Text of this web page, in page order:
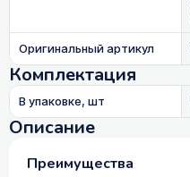
Оригинальный артикул
Комплектация
В упаковке, шт
Описание
Преимущества